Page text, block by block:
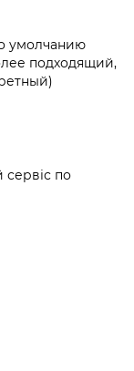
умолчанию
подходящий,
сервіс по